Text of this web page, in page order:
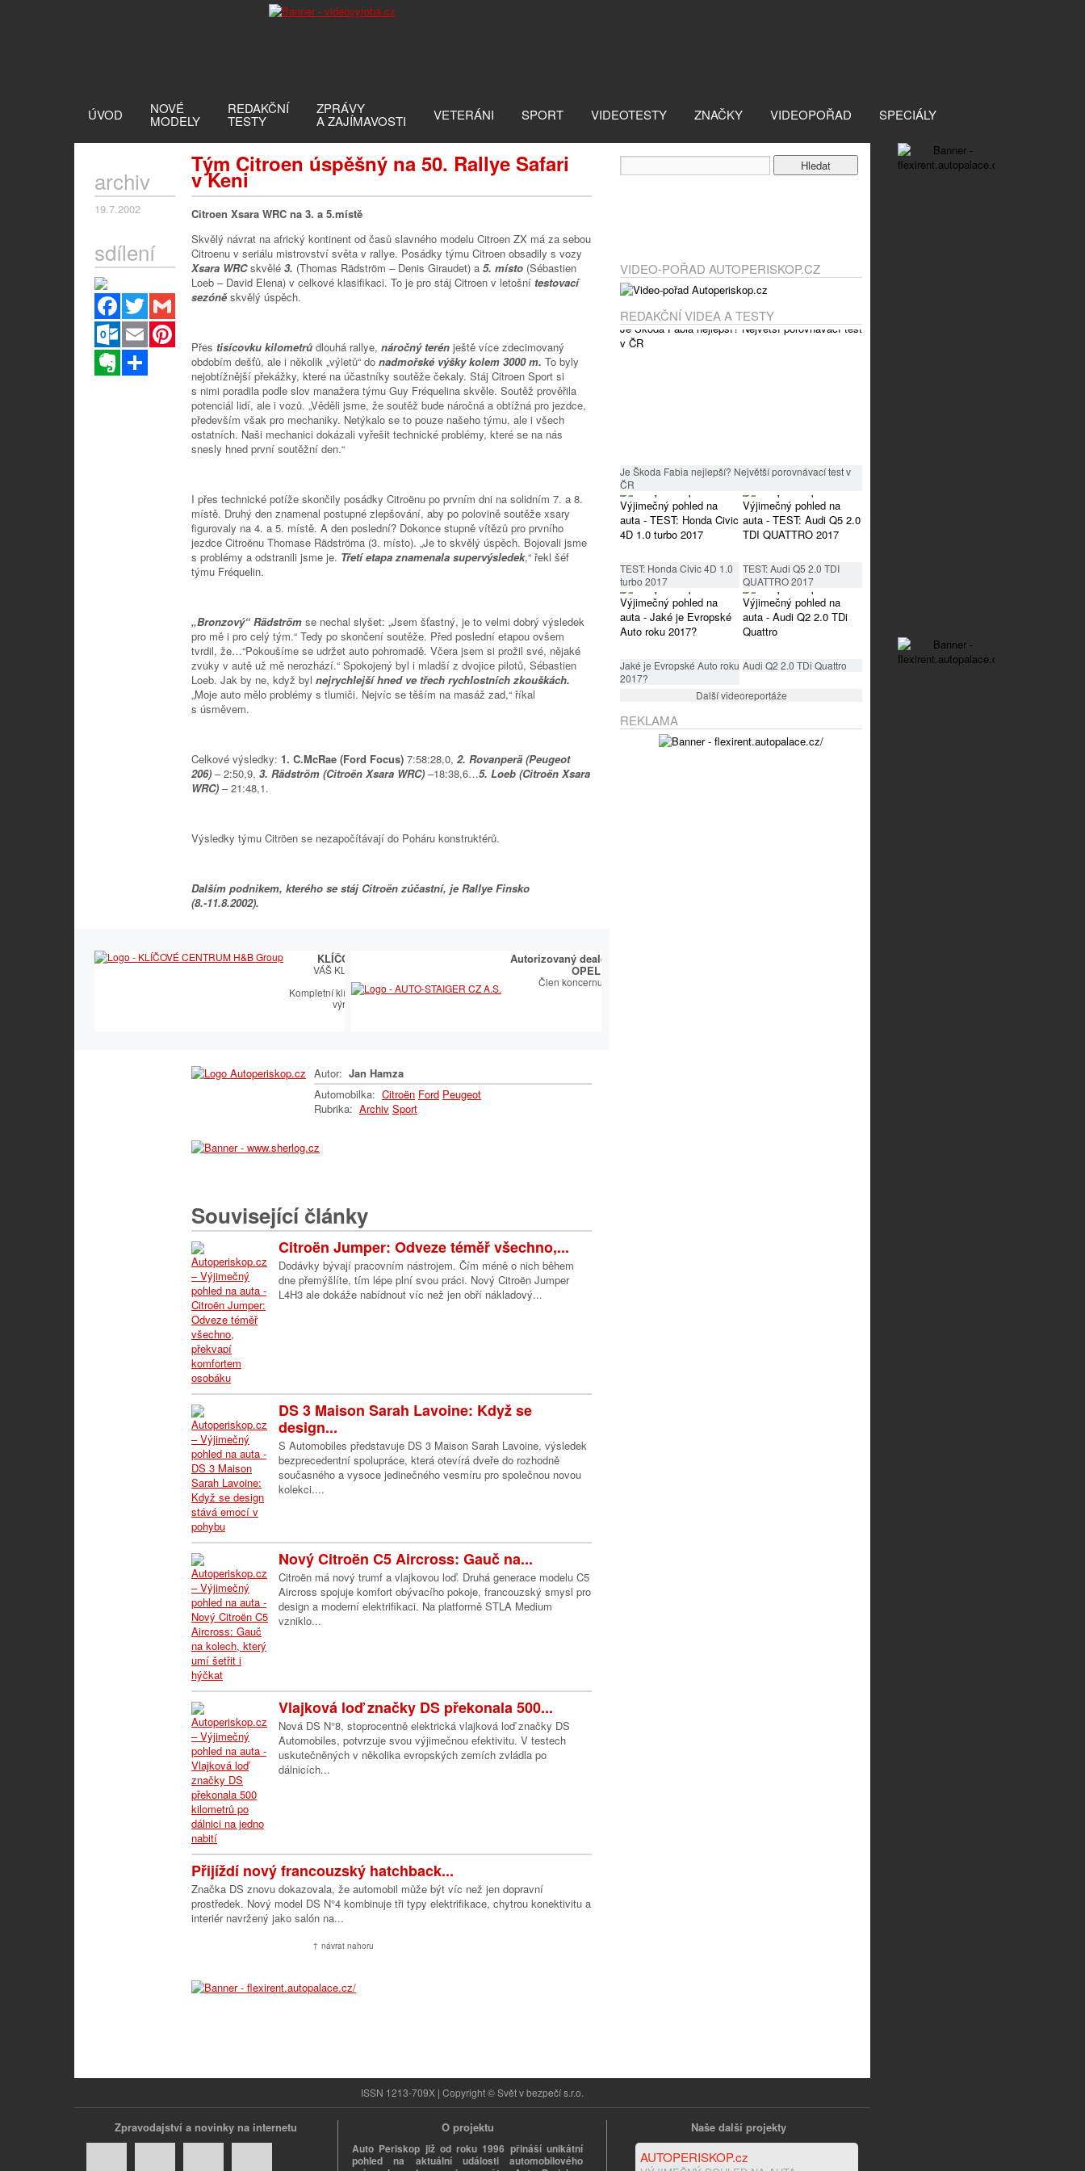
ÚVOD NOVÉ
MODELY
REDAKČNÍ
TESTY
ZPRÁVY
A ZAJÍMAVOSTI VETERÁNI SPORT VIDEOTESTY ZNAČKY VIDEOPOŘAD SPECIÁLY
Tým Citroen úspěšný na 50. Rallye Safari
v Keni
archiv
19.7.2002
sdílení
Facebook
Twitter
Gmail
Outlook.com
Email
Evernote
Citroen Xsara WRC na 3. a 5.místě
Skvělý návrat na africký kontinent od časů slavného modelu Citroen ZX má za sebou
Citroenu v seriálu mistrovství světa v rallye. Posádky týmu Citroen obsadily s vozy
Xsara WRCskvělé 3. (Thomas Rädström – Denis Giraudet) a 5. místo (Sébastien
Loeb – David Elena) v celkové klasifikaci. To je pro stáj Citroen v letošní testovací
sezóně skvělý úspěch.
Přes tisícovku kilometrů dlouhá rallye, náročný terén ještě více zdecimovaný
obdobím dešťů, ale i několik „výletů“ do nadmořské výšky kolem 3000 m. To byly
nejobtížnější překážky, které na účastníky soutěže čekaly. Stáj Citroen Sport si
s nimi poradila podle slov manažera týmu Guy Fréquelina skvěle. Soutěž prověřila
potenciál lidí, ale i vozů. „Věděli jsme, že soutěž bude náročná a obtížná pro jezdce,
především však pro mechaniky. Netýkalo se to pouze našeho týmu, ale i všech
ostatních. Naši mechanici dokázali vyřešit technické problémy, které se na nás
snesly hned první soutěžní den.“
I přes technické potíže skončily posádky Citroënu po prvním dni na solidním 7. a 8.
místě. Druhý den znamenal postupné zlepšování, aby po polovině soutěže xsary
figurovaly na 4. a 5. místě. A den poslední? Dokonce stupně vítězů pro prvního
jezdce Citroënu Thomase Rädströma (3. místo). „Je to skvělý úspěch. Bojovali jsme
s problémy a odstranili jsme je. Třetí etapa znamenala supervýsledek,“ řekl šéf
týmu Fréquelin.
„Bronzový“ Rädström se nechal slyšet: „Jsem šťastný, je to velmi dobrý výsledek
pro mě i pro celý tým.“ Tedy po skončení soutěže. Před poslední etapou ovšem
tvrdil, že…“Pokoušíme se udržet auto pohromadě. Včera jsem si prožil své, nějaké
zvuky v autě už mě nerozhází.“ Spokojený byl i mladší z dvojice pilotů, Sébastien
Loeb. Jak by ne, když byl nejrychlejší hned ve třech rychlostních zkouškách.
„Moje auto mělo problémy s tlumiči. Nejvíc se těším na masáž zad,“ říkal
s úsměvem.
Celkové výsledky: 1. C.McRae (Ford Focus) 7:58:28,0, 2. Rovanperä (Peugeot
206) – 2:50,9, 3. Rädström (Citroën Xsara WRC) –18:38,6…5. Loeb (Citroën Xsara
WRC) – 21:48,1.
Výsledky týmu Citröen se nezapočítávají do Poháru konstruktérů.
Dalším podnikem, kterého se stáj Citroën zúčastní, je Rallye Finsko
(8.-11.8.2002).
KLÍČOVÉ CENTRUM
VÁŠ KLÍČOVÝ PARTNER
Kompletní klíčařský sortiment včetně
výroby autoklíčů
Autorizovaný dealer a opravce
OPEL
Člen koncernu TUkas
Autor: Jan Hamza
Automobilka: Citroën Ford Peugeot
Rubrika: Archiv Sport
Související články
Citroën Jumper: Odveze téměř všechno,...
Dodávky bývají pracovním nástrojem. Čím méně o nich během
dne přemýšlíte, tím lépe plní svou práci. Nový Citroën Jumper
L4H3 ale dokáže nabídnout víc než jen obří nákladový...
DS 3 Maison Sarah Lavoine: Když se
design...
S Automobiles představuje DS 3 Maison Sarah Lavoine, výsledek
bezprecedentní spolupráce, která otevírá dveře do rozhodně
současného a vysoce jedinečného vesmíru pro společnou novou
kolekci....
Nový Citroën C5 Aircross: Gauč na...
Citroën má nový trumf a vlajkovou loď. Druhá generace modelu C5
Aircross spojuje komfort obývacího pokoje, francouzský smysl pro
design a moderní elektrifikaci. Na platformě STLA Medium
vzniklo...
Vlajková loď značky DS překonala 500...
Nová DS N°8, stoprocentně elektrická vlajková loď značky DS
Automobiles, potvrzuje svou výjimečnou efektivitu. V testech
uskutečněných v několika evropských zemích zvládla po
dálnicích...
Přijíždí nový francouzský hatchback...
Značka DS znovu dokazovala, že automobil může být víc než jen dopravní
prostředek. Nový model DS N°4 kombinuje tři typy elektrifikace, chytrou konektivitu a
interiér navržený jako salón na...
↑ návrat nahoru
VIDEO-POŘAD AUTOPERISKOP.CZ
REDAKČNÍ VIDEA A TESTY
Je Škoda Fabia nejlepší? Největší porovnávací test v
ČR
TEST: Honda Civic 4D 1.0
turbo 2017
TEST: Audi Q5 2.0 TDI
QUATTRO 2017
Jaké je Evropské Auto roku
2017?
Audi Q2 2.0 TDi Quattro
Další videoreportáže
REKLAMA
ISSN 1213-709X | Copyright © Svět v bezpečí s.r.o.
Zpravodajství a novinky na internetu Naše další projekty
AUTOPERISKOP.cz
O projektu
Auto Periskop již od roku 1996 přináší unikátní
pohled na aktuální události automobilového